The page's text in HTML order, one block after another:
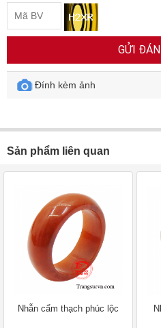
GỬI
Đính kèm ảnh
Sản phẩm liên quan
Nhẫn cẩm thạch phúc lộc